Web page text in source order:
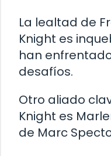
La lealtad de
Knight es
han
desafíos.
Otro aliado
Knight es
de Marc